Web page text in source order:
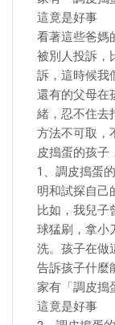
這竟是好事
看著這些爸媽
被別人投訴，
訴，這時候我
還有的父母在
緒，忍不住去
方法不可取，
皮搗蛋的孩子
1、調皮搗蛋
明和試探自己
比如，我兒子
球猛刷，拿小
洗。孩子在做
告訴孩子什麼
家有「調皮搗
這竟是好事